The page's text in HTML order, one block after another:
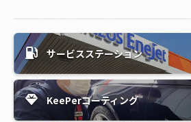
サービスステーション
KeePerコーティング